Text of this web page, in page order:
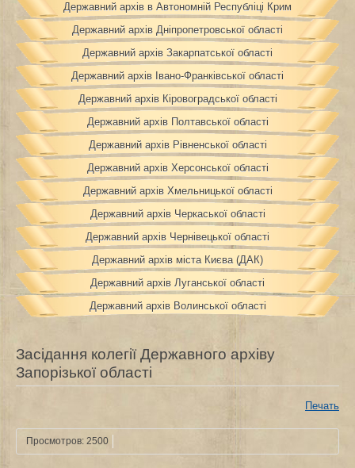
Державний архів в Автономній Республіці Крим
Державний архів Дніпропетровської області
Державний архів Закарпатської області
Державний архів Івано-Франківської області
Державний архів Кіровоградської області
Державний архів Полтавської області
Державний архів Рівненської області
Державний архів Херсонської області
Державний архів Хмельницької області
Державний архів Черкаської області
Державний архів Чернівецької області
Державний архів міста Києва (ДАК)
Державний архів Луганської області
Державний архів Волинської області
Засідання колегії Державного архіву
Запорізької області
Печать
Просмотров: 2500